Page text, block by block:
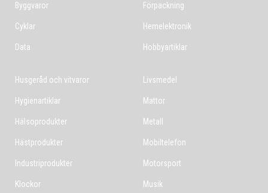
Byggvaror
Cyklar
Data
Förpackning
Hemelektronik
Hobbyartiklar
Husgeråd och vitvaror
Hygienartiklar
Hälsoprodukter
Hästprodukter
Industriprodukter
Klockor
Livsmedel
Mattor
Metall
Mobiltelefon
Motorsport
Musik